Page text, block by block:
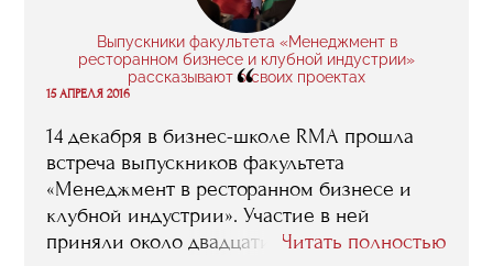
после RMA все было по плечу. Еще во
время обучения тебя всегда окружают
люди со схожими интересами и целями –
работать больше».
Выпускники факультета «Менеджмент в
ресторанном бизнесе и клубной индустрии»
рассказывают о своих проектах
“
15 АПРЕЛЯ 2016
14 декабря в бизнес-школе RMA прошла
встреча выпускников факультета
«Менеджмент в ресторанном бизнесе и
клубной индустрии». Участие в ней
приняли около двадцати человек,Читать полностью